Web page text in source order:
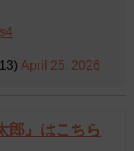
April 25, 2026
郎』はこちら